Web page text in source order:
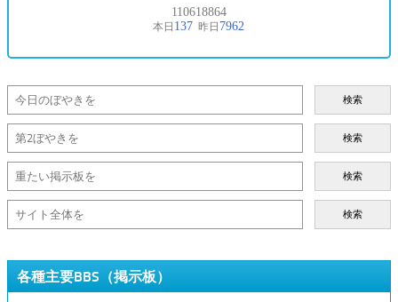
検索
検索
検索
検索
各種主要BBS（掲示板）